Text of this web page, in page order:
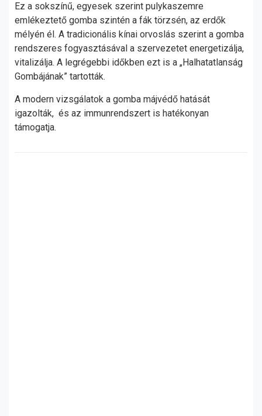
Ez a sokszínű, egyesek szerint pulykaszemre
emlékeztető gomba szintén a fák törzsén, az erdők
mélyén él. A tradicionális kínai orvoslás szerint a gomba
rendszeres fogyasztásával a szervezetet energetizálja,
vitalizálja. A legrégebbi időkben ezt is a „Halhatatlanság
Gombájának” tartották.
A modern vizsgálatok a gomba májvédő hatását
igazolták, és az immunrendszert is hatékonyan
támogatja.